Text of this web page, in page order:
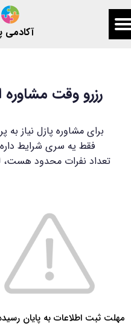
آکادمی
رزرو وقت مشاوره
برای مشاوره پازل نیاز
فقط یه سری شرایط
تعداد نفرات محدود هست،